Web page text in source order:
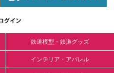
鉄道模型・鉄道グッズ
インテリア・アパレル